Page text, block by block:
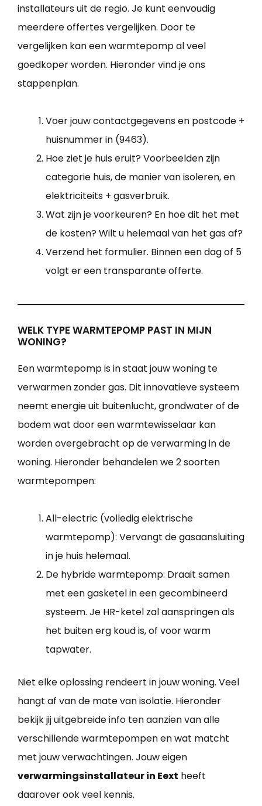
installateurs uit de regio. Je kunt eenvoudig
meerdere offertes vergelijken. Door te
vergelijken kan een warmtepomp al veel
goedkoper worden. Hieronder vind je ons
stappenplan.
Voer jouw contactgegevens en postcode +
huisnummer in (9463).
Hoe ziet je huis eruit? Voorbeelden zijn
categorie huis, de manier van isoleren, en
elektriciteits + gasverbruik.
Wat zijn je voorkeuren? En hoe dit het met
de kosten? Wilt u helemaal van het gas af?
Verzend het formulier. Binnen een dag of 5
volgt er een transparante offerte.
WELK TYPE WARMTEPOMP PAST IN MIJN
WONING?
Een warmtepomp is in staat jouw woning te
verwarmen zonder gas. Dit innovatieve systeem
neemt energie uit buitenlucht, grondwater of de
bodem wat door een warmtewisselaar kan
worden overgebracht op de verwarming in de
woning. Hieronder behandelen we 2 soorten
warmtepompen:
All-electric (volledig elektrische
warmtepomp): Vervangt de gasaansluiting
in je huis helemaal.
De hybride warmtepomp: Draait samen
met een gasketel in een gecombineerd
systeem. Je HR-ketel zal aanspringen als
het buiten erg koud is, of voor warm
tapwater.
Niet elke oplossing rendeert in jouw woning. Veel
hangt af van de mate van isolatie. Hieronder
bekijk jij uitgebreide info ten aanzien van alle
verschillende warmtepompen en wat matcht
met jouw verwachtingen. Jouw eigen
verwarmingsinstallateur in Eext heeft
daarover ook veel kennis.